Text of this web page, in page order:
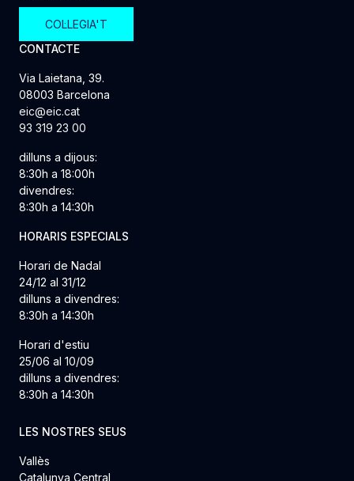
COL·LEGIA'T
CONTACTE
Via Laietana, 39.
08003 Barcelona
eic@eic.cat
93 319 23 00
dilluns a dijous:
8:30h a 18:00h
divendres:
8:30h a 14:30h
HORARIS ESPECIALS
Horari de Nadal
24/12 al 31/12
dilluns a divendres:
8:30h a 14:30h
Horari d'estiu
25/06 al 10/09
dilluns a divendres:
8:30h a 14:30h
LES NOSTRES SEUS
Vallès
Catalunya Central